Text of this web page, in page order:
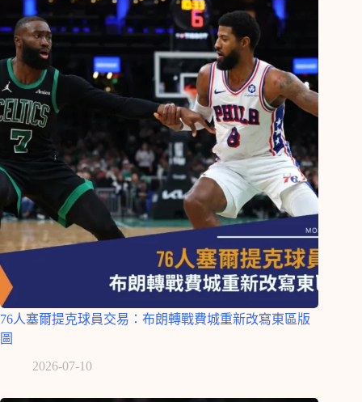
76人塞爾提克球員交易：布朗轉戰費城重新改寫東區版
圖
2026-07-10